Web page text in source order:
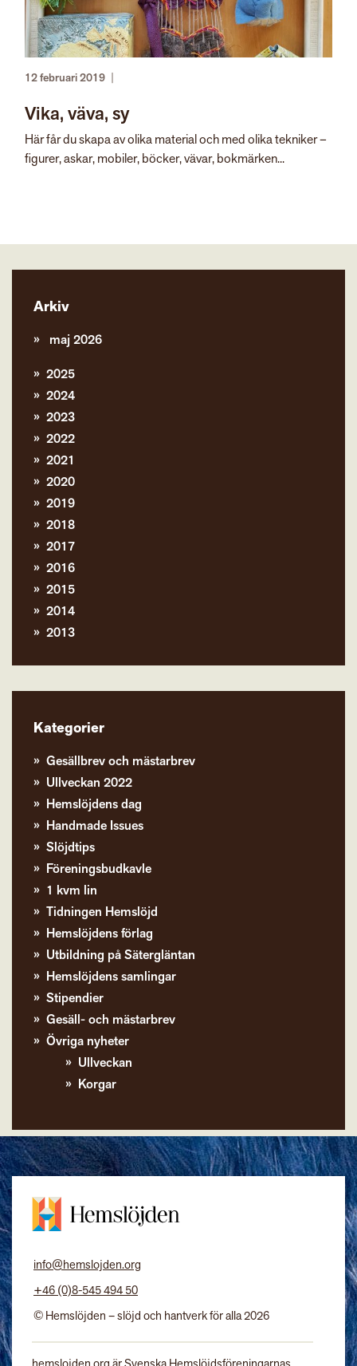
12 februari 2019 |
Vika, väva, sy
Här får du skapa av olika material och med olika tekniker –
figurer, askar, mobiler, böcker, vävar, bokmärken...
Arkiv
maj 2026
2025
2024
2023
2022
2021
2020
2019
2018
2017
2016
2015
2014
2013
Kategorier
Gesällbrev och mästarbrev
Ullveckan 2022
Hemslöjdens dag
Handmade Issues
Slöjdtips
Föreningsbudkavle
1 kvm lin
Tidningen Hemslöjd
Hemslöjdens förlag
Utbildning på Sätergläntan
Hemslöjdens samlingar
Stipendier
Gesäll- och mästarbrev
Övriga nyheter
Ullveckan
Korgar
info@hemslojden.org
+46 (0)8-545 494 50
© Hemslöjden – slöjd och hantverk för alla 2026